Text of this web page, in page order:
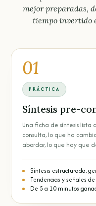
mejor preparadas,
tiempo invertido
01
PRÁCTICA
Síntesis pre-
Una ficha de síntesis lista
consulta, lo que ha
abordar, lo que hay que
Síntesis estructurada,
Tendencias y señales
De 5 a 10 minutos